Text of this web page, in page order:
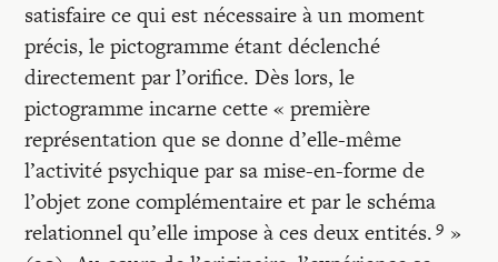
satisfaire ce qui est nécessaire à un moment
précis, le pictogramme étant déclenché
directement par l’orifice. Dès lors, le
pictogramme incarne cette « première
représentation que se donne d’elle-même
l’activité psychique par sa mise-en-forme de
l’objet zone complémentaire et par le schéma
relationnel qu’elle impose à ces deux entités.9 »